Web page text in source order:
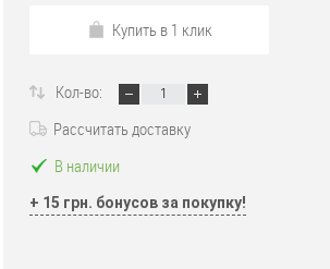
Купить в 1 клик
Кол-во:
Рассчитать доставку
В наличии
+ 15 грн. бонусов за покупку!